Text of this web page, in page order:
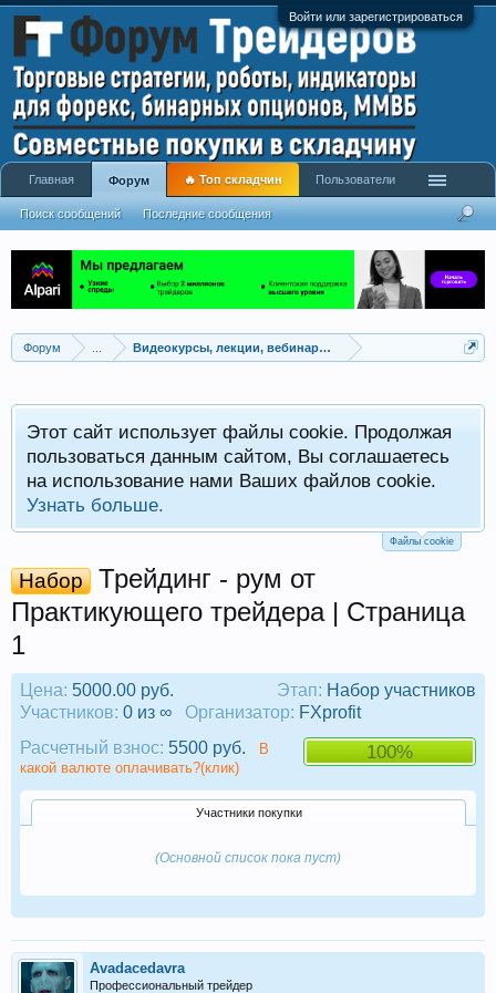
Войти или зарегистрироваться
Форум Видеокурсы, лекции, вебинары, учебный материал
Этот сайт использует файлы cookie. Продолжая
пользоваться данным сайтом, Вы соглашаетесь
на использование нами Ваших файлов cookie.
Узнать больше.
Файлы cookie
Набор
Трейдинг - рум от
Практикующего трейдера | Страница
1
Этап: Набор участников
Цена: 5000.00 руб.
Участников: 0 из ∞ Организатор: FXprofit
100%
Расчетный взнос: 5500 руб.
В
какой валюте оплачивать?(клик)
Участники покупки
(Основной список пока пуст)
Avadacedavra
Профессиональный трейдер
Главная Форум
Поиск сообщений Последние сообщения
🔥 Топ складчин Пользователи